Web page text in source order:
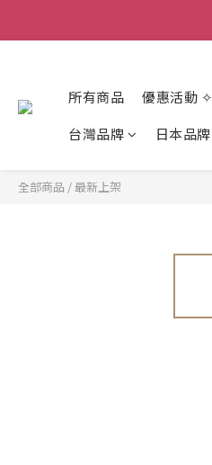
所有商品 優惠活動 ✧
台灣品牌
日本品牌
全部商品 /最新上架